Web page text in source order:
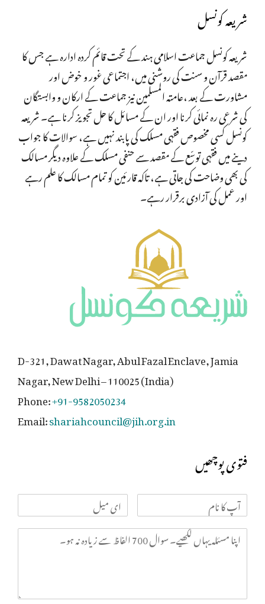
شریعہ کونسل
شریعہ کونسل جماعت اسلامی ہند کے تحت قائم کردہ ادارہ ہے جس کا
مقصد قرآن و سنت کی روشنی میں، اجتماعی غور و خوض اور
مشاورت کے بعد ،عامتہ المسلمین نیز جماعت کے ارکان و وابستگان
کی شرعی رہ نمائی کرنا اور ان کے مسائل کا حل تجویز کرنا ہے۔ شریعہ
کونسل کسی مخصوص فقہی مسلک کی پابند نہیں ہے، سوالات کا جواب
دینے میں فقہی توسّع کے مقصد سے حنفی مسلک کے علاوہ دیگر مسالک
کی بھی وضاحت کی جاتی ہے، تاکہ قارئین کو تمام مسالک کا علم رہے
اور عمل کی آزادی برقرار رہے۔
D-321, Dawat Nagar, Abul Fazal Enclave, Jamia
Nagar, New Delhi – 110025 (India)
Phone:+91-9582050234
Email:shariahcouncil@jih.org.in
فتوی پوچھیں